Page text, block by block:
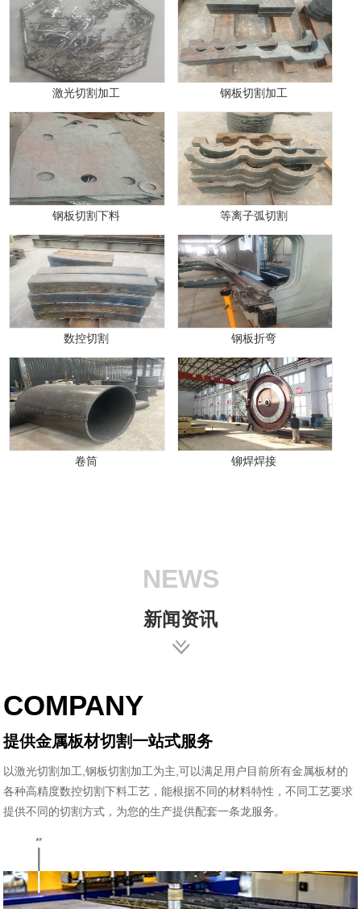
激光切割加工 钢板切割加工
钢板切割下料 等离子弧切割
数控切割 钢板折弯
卷筒 铆焊焊接
NEWS
新闻资讯
COMPANY
提供金属板材切割一站式服务
以激光切割加工,钢板切割加工为主,可以满足用户目前所有金属板材的
各种高精度数控切割下料工艺，能根据不同的材料特性，不同工艺要求
提供不同的切割方式，为您的生产提供配套一条龙服务。